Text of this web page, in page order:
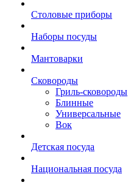
Столовые приборы
Наборы посуды
Мантоварки
Сковороды
Гриль-сковороды
Блинные
Универсальные
Вок
Детская посуда
Национальная посуда